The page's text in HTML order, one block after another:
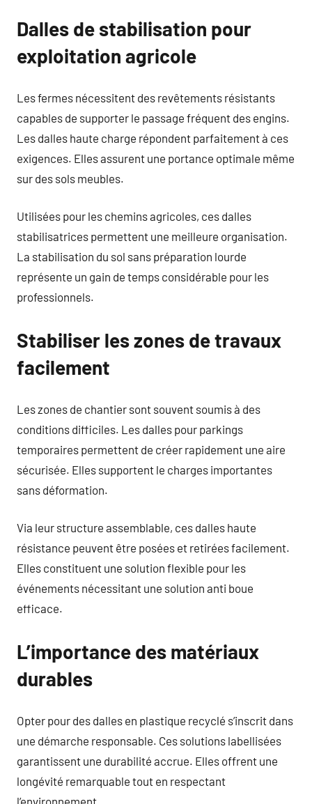
Dalles de stabilisation pour
exploitation agricole
Les fermes nécessitent des revêtements résistants
capables de supporter le passage fréquent des engins.
Les dalles haute charge répondent parfaitement à ces
exigences. Elles assurent une portance optimale même
sur des sols meubles.
Utilisées pour les chemins agricoles, ces dalles
stabilisatrices permettent une meilleure organisation.
La stabilisation du sol sans préparation lourde
représente un gain de temps considérable pour les
professionnels.
Stabiliser les zones de travaux
facilement
Les zones de chantier sont souvent soumis à des
conditions difficiles. Les dalles pour parkings
temporaires permettent de créer rapidement une aire
sécurisée. Elles supportent le charges importantes
sans déformation.
Via leur structure assemblable, ces dalles haute
résistance peuvent être posées et retirées facilement.
Elles constituent une solution flexible pour les
événements nécessitant une solution anti boue
efficace.
L’importance des matériaux
durables
Opter pour des dalles en plastique recyclé s’inscrit dans
une démarche responsable. Ces solutions labellisées
garantissent une durabilité accrue. Elles offrent une
longévité remarquable tout en respectant
l’environnement.